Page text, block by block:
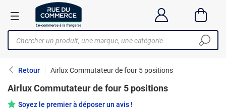
Retour Airlux Commutateur de four 5 positions
Airlux Commutateur de four 5 positions
Soyez le premier à déposer un avis !